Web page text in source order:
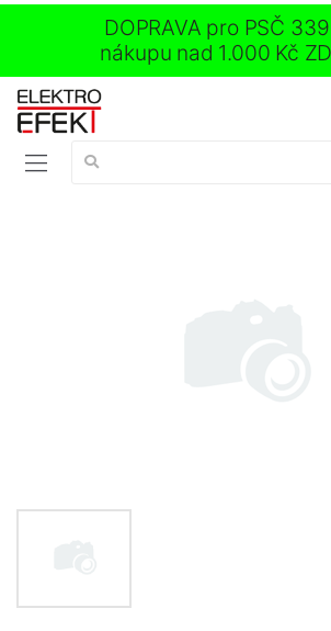
DOPRAVA pro PSČ
nákupu nad 1.000 Kč
Vyhledávání: